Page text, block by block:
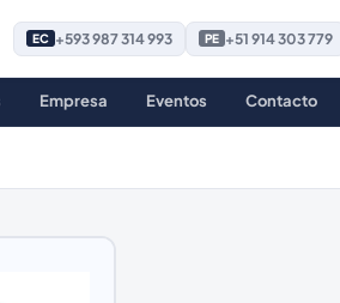
EC +593 987 314 993 PE +51 914 303 779
Empresa Eventos Contacto